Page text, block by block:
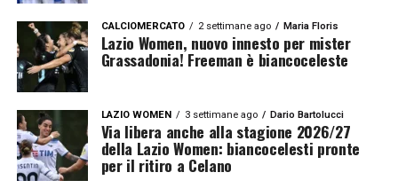
CALCIOMERCATO 2 settimane ago Maria Floris
Lazio Women, nuovo innesto per mister
Grassadonia! Freeman è biancoceleste
LAZIO WOMEN 3 settimane ago Dario Bartolucci
Via libera anche alla stagione 2026/27
della Lazio Women: biancocelesti pronte
per il ritiro a Celano